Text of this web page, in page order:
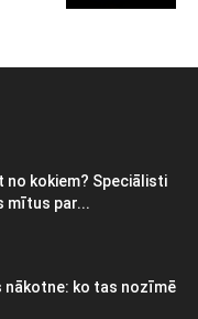
kokiem? Speciālisti
mītus par...
nākotne: ko tas nozīmē